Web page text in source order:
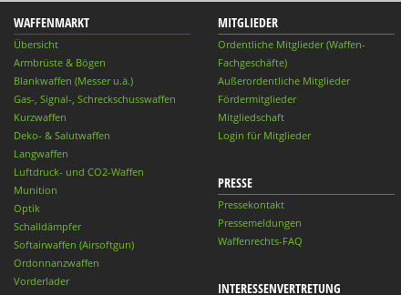
WAFFENMARKT
Übersicht
Armbrüste & Bögen
Blankwaffen (Messer u.ä.)
Gas-, Signal-, Schreckschusswaffen
Kurzwaffen
Deko- & Salutwaffen
Langwaffen
Luftdruck- und CO2-Waffen
Munition
Optik
Schalldämpfer
Softairwaffen (Airsoftgun)
Ordonnanzwaffen
Vorderlader
MITGLIEDER
Ordentliche Mitglieder (Waffen-
Fachgeschäfte)
Außerordentliche Mitglieder
Fördermitglieder
Mitgliedschaft
Login für Mitglieder
PRESSE
Pressekontakt
Pressemeldungen
Waffenrechts-FAQ
INTERESSENVERTRETUNG